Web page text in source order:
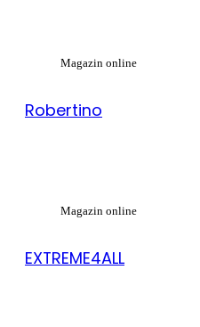
Magazin online
Robertino
Magazin online
EXTREME4ALL